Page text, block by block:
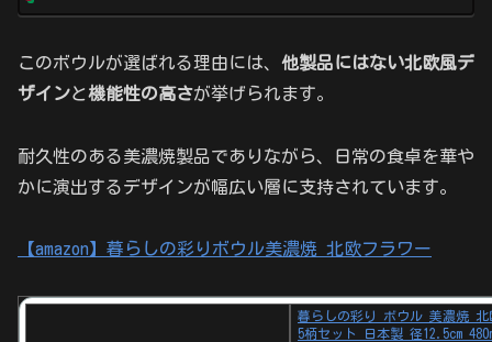
このボウルが選ばれる理由には、 他製品にはない北欧風デ
ザインと機能性の高さが挙げられます。
耐久性のある美濃焼製品でありながら、日常の食卓を華や
かに演出するデザインが幅広い層に支持されています。
【amazon】暮らしの彩りボウル美濃焼 北欧フラワー
暮らしの彩り ボウル 美濃焼 北
5柄セット 日本製 径12.5cm